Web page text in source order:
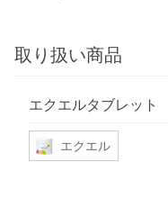
取り扱い商品
エクエルタブレット
エクエル